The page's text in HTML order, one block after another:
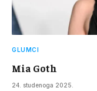
GLUMCI
Mia Goth
24. studenoga 2025.